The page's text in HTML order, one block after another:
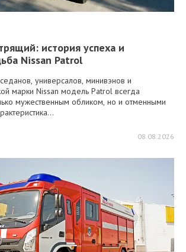
история успеха и
Nissan Patrol
универсалов, минивэнов и
марки Nissan модель Patrol всегда
мужественным обликом, но и отменными
08.08.2026